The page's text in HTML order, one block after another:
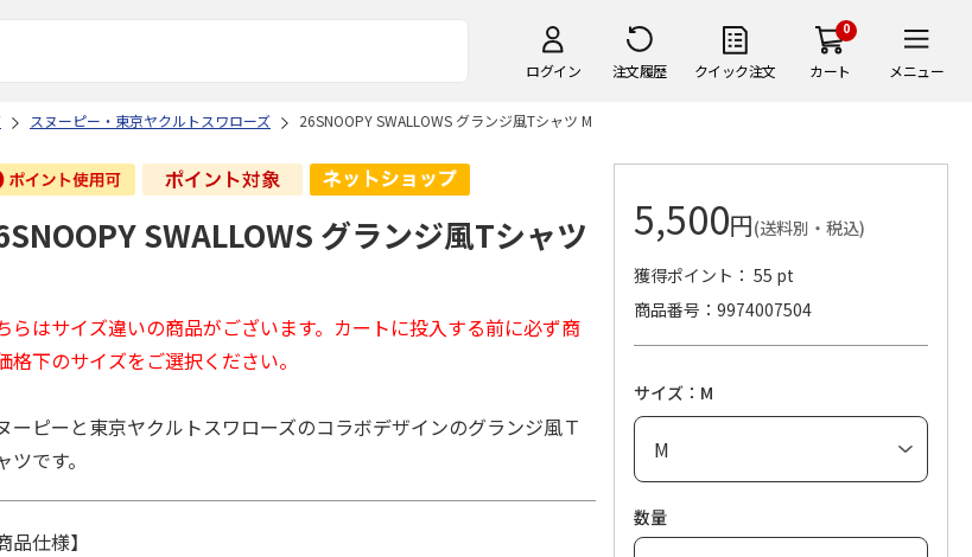
ログイン 注文履歴 クイック注文
0
カート メニュー
スヌーピー・東京ヤクルトスワローズ 26SNOOPY SWALLOWS グランジ風Tシャツ M
SWALLOWS グランジ風Tシャツ
らはサイズ違いの商品がございます。カートに投入する前に必ず商
格下のサイズをご選択ください。
ーピーと東京ヤクルトスワローズのコラボデザインのグランジ風Ｔ
ツです。
品仕様】
5,500円(送料別・税込)
獲得ポイント： 55 pt
商品番号
9974007504
サイズ：M
数量